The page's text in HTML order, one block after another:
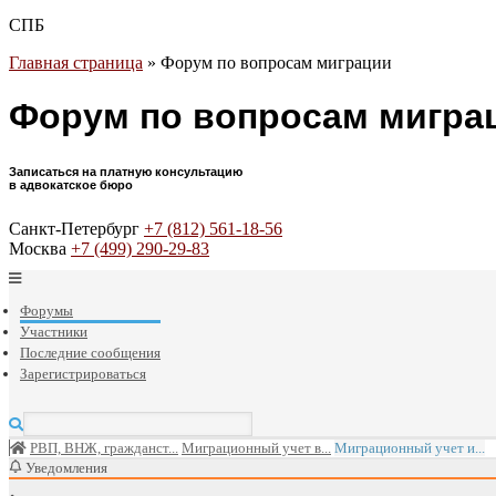
СПБ
Главная страница » Форум по вопросам миграции
Форум по вопросам
Записаться на платную консультацию
в адвокатское бюро
Санкт-Петербург +7 (812) 561-18-56
Москва +7 (499) 290-29-83
Форумы
Участники
Последние сообщения
Зарегистрироваться
РВП, ВНЖ, гражданст... Миграционный учет в... Миграционный учет и...
Уведомления